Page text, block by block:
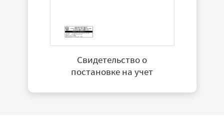
Свидетельство о
постановке на учет